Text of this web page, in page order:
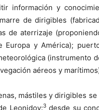
información y
de dirigibles
de aterrizaje
Europa y América);
(instrumento
aéreos y
mástiles y dirigibles
Leonidov:3 desde su